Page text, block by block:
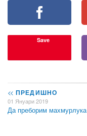
Save
<< ПРЕДИШНО
01 Януари 2019
Да преборим махмурлука